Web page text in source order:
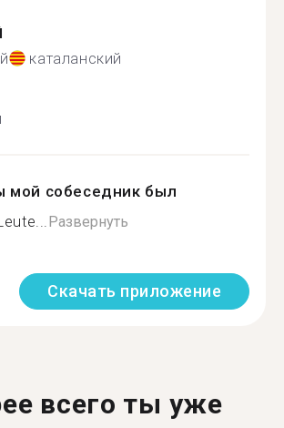
каталанский
мой собеседник был
Развернуть
Скачать приложение
всего ты уже